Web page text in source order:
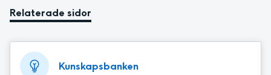
Relaterade sidor
Kunskapsbanken